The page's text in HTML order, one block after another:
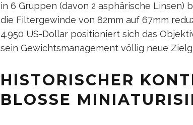
in 6 Gruppen (davon 2 asphärische
die Filtergewinde von 82mm auf 67mm
4.950 US-Dollar positioniert sich das
sein Gewichtsmanagement völlig neue
HISTORISCHER
BLOSSE